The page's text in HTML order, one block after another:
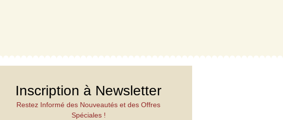
Inscription à Newsletter
Restez Informé des Nouveautés et des Offres
Spéciales !